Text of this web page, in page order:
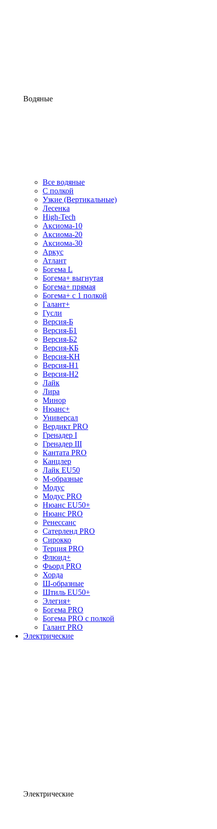
Водяные
Все водяные
С полкой
Узкие (Вертикальные)
Лесенка
High-Tech
Аксиома-10
Аксиома-20
Аксиома-30
Аркус
Атлант
Богема L
Богема+ выгнутая
Богема+ прямая
Богема+ с 1 полкой
Галант+
Гусли
Версия-Б
Версия-Б1
Версия-Б2
Версия-КБ
Версия-КН
Версия-Н1
Версия-Н2
Лайк
Лира
Минор
Нюанс+
Универсал
Вердикт PRO
Гренадер I
Гренадер III
Кантата PRO
Канцлер
Лайк EU50
М-образные
Модус
Модус PRO
Нюанс EU50+
Нюанс PRO
Ренессанс
Сатерленд PRO
Сирокко
Терция PRO
Флюид+
Фьорд PRO
Хорда
Ш-образные
Штиль EU50+
Элегия+
Богема PRO
Богема PRO с полкой
Галант PRO
Электрические
Электрические